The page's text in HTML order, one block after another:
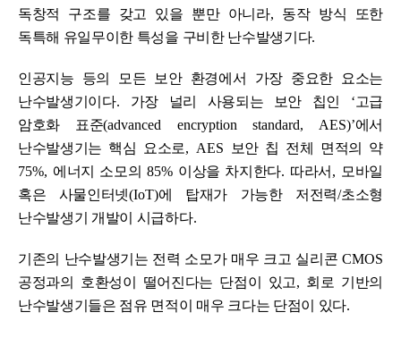
독창적 구조를 갖고 있을 뿐만 아니라, 동작 방식 또한
독특해 유일무이한 특성을 구비한 난수발생기다.
인공지능 등의 모든 보안 환경에서 가장 중요한 요소는
난수발생기이다. 가장 널리 사용되는 보안 칩인 ‘고급
암호화 표준(advanced encryption standard, AES)’에서
난수발생기는 핵심 요소로, AES
보안 칩 전체 면적의 약
75%, 에너지 소모의85% 이상을 차지한다. 따라서 , 모바일
혹은 사물인터넷(IoT)에 탑재가 가능한 저전력/초소형
난수발생기 개발이 시급하다.
기존의 난수발생기는 전력 소모가 매우 크고 실리콘 CMOS
공정과의 호환성이 떨어진다는 단점이 있고, 회로 기반의
난수발생기들은 점유 면적이 매우 크다는 단점이 있다.